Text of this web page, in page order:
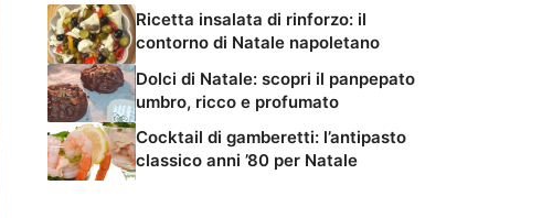
Ricetta insalata di rinforzo: il
contorno di Natale napoletano
Dolci di Natale: scopri il panpepato
umbro, ricco e profumato
Cocktail di gamberetti: l’antipasto
classico anni ’80 per Natale